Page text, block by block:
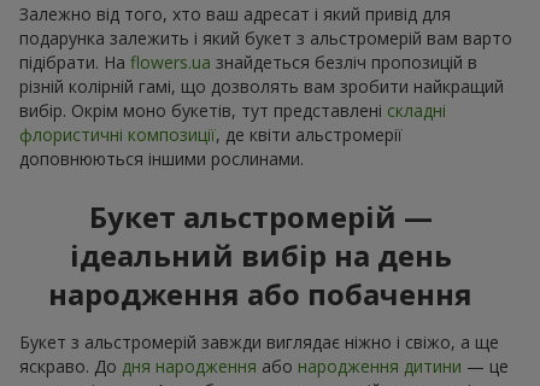
Залежно від того, хто ваш адресат і який привід для
подарунка залежить і який букет з альстромерій вам варто
підібрати. На flowers.ua знайдеться безліч пропозицій в
різній колірній гамі, що дозволять вам зробити найкращий
вибір. Окрім моно букетів, тут представлені складні
флористичні композиції, де квіти альстромерії
доповнюються іншими рослинами.
Букет альстромерій —
ідеальний вибір на день
народження або побачення
Букет з альстромерій завжди виглядає ніжно і свіжо, а ще
яскраво. До дня народження або народження дитини — це